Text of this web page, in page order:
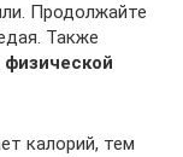
Продолжайте
Также
калорий, тем